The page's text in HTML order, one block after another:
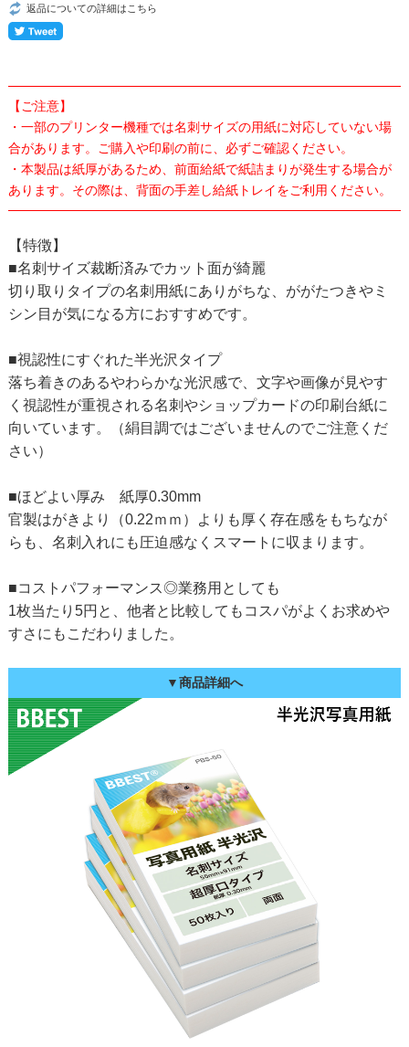
返品についての詳細はこちら
【ご注意】
・一部のプリンター機種では名刺サイズの用紙に対応していない場
合があります。ご購入や印刷の前に、必ずご確認ください。
・本製品は紙厚があるため、前面給紙で紙詰まりが発生する場合が
あります。その際は、背面の手差し給紙トレイをご利用ください。
【特徴】
■名刺サイズ裁断済みでカット面が綺麗
切り取りタイプの名刺用紙にありがちな、ががたつきやミ
シン目が気になる方におすすめです。
■視認性にすぐれた半光沢タイプ
落ち着きのあるやわらかな光沢感で、文字や画像が見やす
く視認性が重視される名刺やショップカードの印刷台紙に
向いています。（絹目調ではございませんのでご注意くだ
さい）
■ほどよい厚み 紙厚0.30mm
官製はがきより（0.22ｍｍ）よりも厚く存在感をもちなが
らも、名刺入れにも圧迫感なくスマートに収まります。
■コストパフォーマンス◎業務用としても
1枚当たり5円と、他者と比較してもコスパがよくお求めや
すさにもこだわりました。
▼商品詳細へ